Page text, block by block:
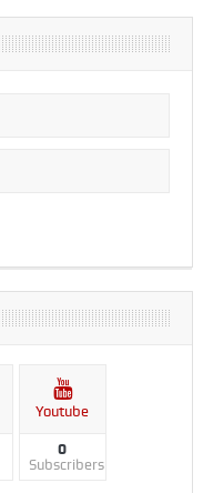
Youtube
0
Subscribers